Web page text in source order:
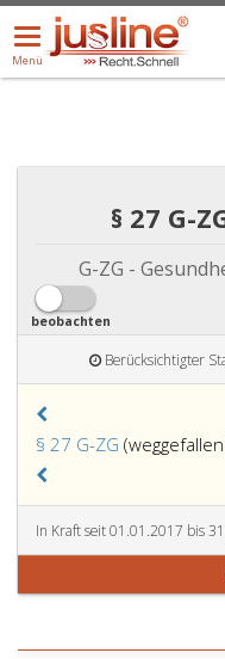
Menü
öffnen/schließen
Menü
ALLE DROPDOWN:
§ 27 G-
G-ZG -
beobachten
Berücksichtigter
§ 27 G-ZG
In Kraft seit 01.01.2017 bis